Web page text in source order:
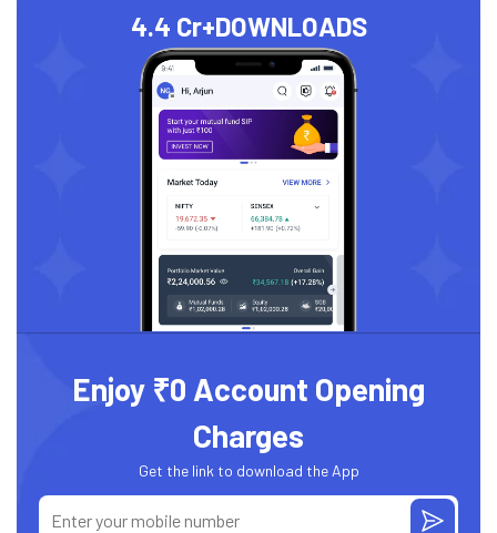
4.4 Cr+DOWNLOADS
Enjoy ₹0 Account Opening
Charges
Get the link to download the App